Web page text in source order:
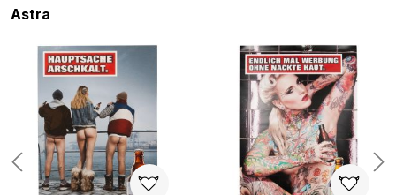
Produktgalerie überspringen
Astra